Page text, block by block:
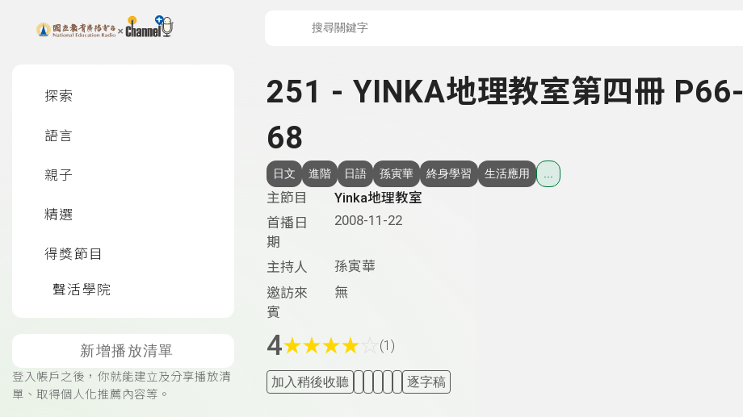
上方功能區塊
探索
語言
親子
精選
得獎節目
聲活學院
新增播放清單
登入帳戶之後，你就能建立及分享播放清
單、取得個人化推薦內容等。
251 - YINKA地理教室第四冊 P66-
68
日文 進階 日語 孫寅華 終身學習 生活應用
主節目
Yinka地理教室
首播日
期
2008-11-22
主持人
孫寅華
邀訪來
賓
無
4★★★★ (1)
加入稍後收聽 逐字稿